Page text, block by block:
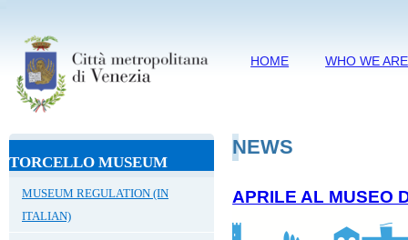
HOME WHO WE ARE
TORCELLO MUSEUM
MUSEUM REGULATION (IN
ITALIAN)
NEWS
APRILE AL MUSEO